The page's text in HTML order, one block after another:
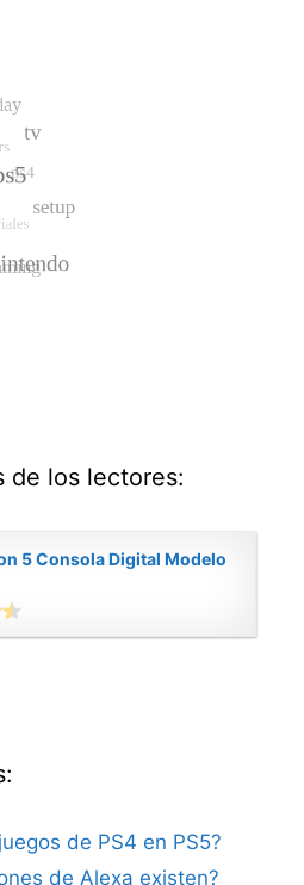
de los lectores:
5 Consola Digital Modelo
de PS4 en PS5?
de Alexa existen?